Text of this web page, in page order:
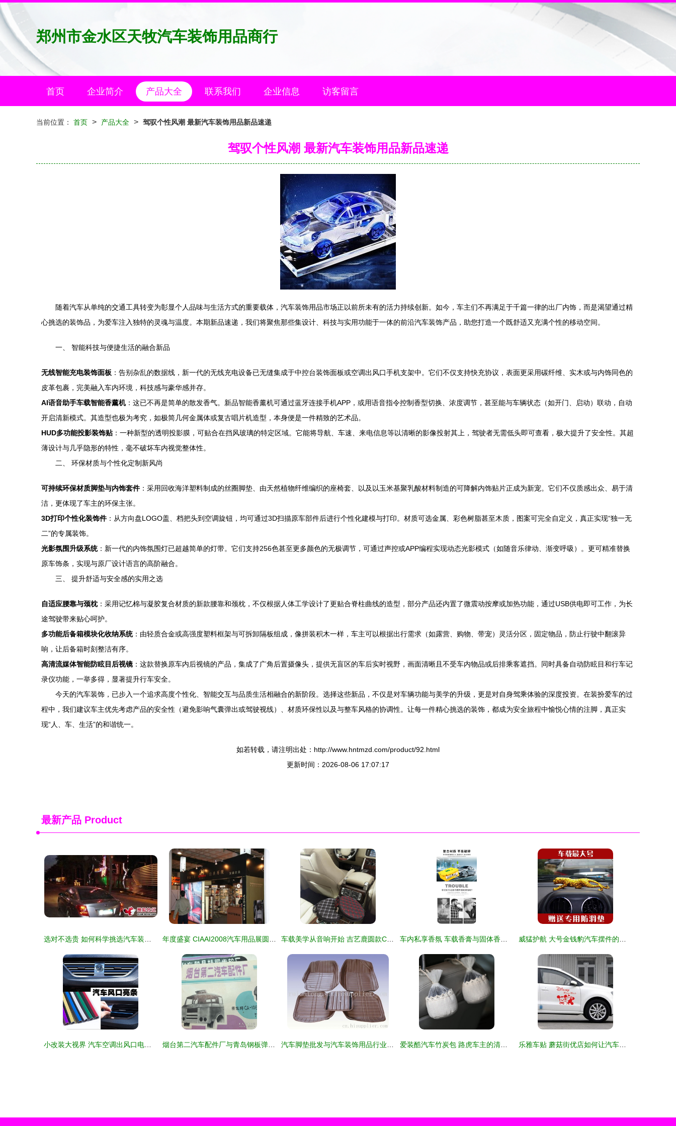
郑州市金水区天牧汽车装饰用品商行
首页 企业简介 产品大全 联系我们 企业信息 访客留言
当前位置： 首页 > 产品大全 > 驾驭个性风潮 最新汽车装饰用品新品速递
驾驭个性风潮 最新汽车装饰用品新品速递
随着汽车从单纯的交通工具转变为彰显个人品味与生活方式的重要载体，汽车装饰用品市场正以前所未有的活力持续创新。如今，车主们不再满足于千篇一律的出厂内饰，而是渴望通过精
心挑选的装饰品，为爱车注入独特的灵魂与温度。本期新品速递，我们将聚焦那些集设计、科技与实用功能于一体的前沿汽车装饰产品，助您打造一个既舒适又充满个性的移动空间。
一、 智能科技与便捷生活的融合新品
无线智能充电装饰面板 ：告别杂乱的数据线，新一代的无线充电设备已无缝集成于中控台装饰面板或空调出风口手机支架中。它们不仅支持快充协议，表面更采用碳纤维、实木或与内饰同色的
皮革包裹，完美融入车内环境，科技感与豪华感并存。
AI语音助手车载智能香薰机：这已不再是简单的散发香气。新品智能香薰机可通过蓝牙连接手机APP，或用语音指令控制香型切换、浓度调节，甚至能与车辆状态（如开门、启动）联动，自动
开启清新模式。其造型也极为考究，如极简几何金属体或复古唱片机造型，本身便是一件精致的艺术品。
HUD多功能投影装饰贴：一种新型的透明投影膜，可贴合在挡风玻璃的特定区域。它能将导航、车速、来电信息等以清晰的影像投射其上，驾驶者无需低头即可查看，极大提升了安全性。其超
薄设计与几乎隐形的特性，毫不破坏车内视觉整体性。
二、 环保材质与个性化定制新风尚
可持续环保材质脚垫与内饰套件：采用回收海洋塑料制成的丝圈脚垫、由天然植物纤维编织的座椅套、以及以玉米基聚乳酸材料制造的可降解内饰贴片正成为新宠。它们不仅质感出众、易于清
洁，更体现了车主的环保主张。
3D打印个性化装饰件：从方向盘LOGO盖、档把头到空调旋钮，均可通过3D扫描原车部件后进行个性化建模与打印。材质可选金属、彩色树脂甚至木质，图案可完全自定义，真正实现“独一无
二”的专属装饰。
光影氛围升级系统：新一代的内饰氛围灯已超越简单的灯带。它们支持256色甚至更多颜色的无极调节，可通过声控或APP编程实现动态光影模式（如随音乐律动、渐变呼吸）。更可精准替换
原车饰条，实现与原厂设计语言的高阶融合。
三、 提升舒适与安全感的实用之选
自适应腰靠与颈枕：采用记忆棉与凝胶复合材质的新款腰靠和颈枕，不仅根据人体工学设计了更贴合脊柱曲线的造型，部分产品还内置了微震动按摩或加热功能，通过USB供电即可工作，为长
途驾驶带来贴心呵护。
多功能后备箱模块化收纳系统：由轻质合金或高强度塑料框架与可拆卸隔板组成，像拼装积木一样，车主可以根据出行需求（如露营、购物、带宠）灵活分区，固定物品，防止行驶中翻滚异
响，让后备箱时刻整洁有序。
高清流媒体智能防眩目后视镜 ：这款替换原车内后视镜的产品，集成了广角后置摄像头，提供无盲区的车后实时视野，画面清晰且不受车内物品或后排乘客遮挡。同时具备自动防眩目和行车记
录仪功能，一举多得，显著提升行车安全。
今天的汽车装饰，已步入一个追求高度个性化、智能交互与品质生活相融合的新阶段。选择这些新品，不仅是对车辆功能与美学的升级，更是对自身驾乘体验的深度投资。在装扮爱车的过
程中，我们建议车主优先考虑产品的安全性（避免影响气囊弹出或驾驶视线）、材质环保性以及与整车风格的协调性。让每一件精心挑选的装饰，都成为安全旅程中愉悦心情的注脚，真正实
现“人、车、生活”的和谐统一。
如若转载，请注明出处：http://www.hntmzd.com/product/92.html
更新时间：2026-08-06 17:07:17
最新产品 Product